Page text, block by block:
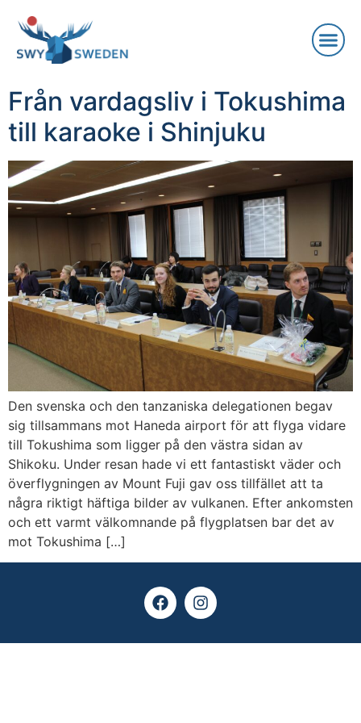
Från vardagsliv i Tokushima
till karaoke i Shinjuku
Den svenska och den tanzaniska delegationen begav
sig tillsammans mot Haneda airport för att flyga vidare
till Tokushima som ligger på den västra sidan av
Shikoku. Under resan hade vi ett fantastiskt väder och
överflygningen av Mount Fuji gav oss tillfället att ta
några riktigt häftiga bilder av vulkanen. Efter ankomsten
och ett varmt välkomnande på flygplatsen bar det av
mot Tokushima […]